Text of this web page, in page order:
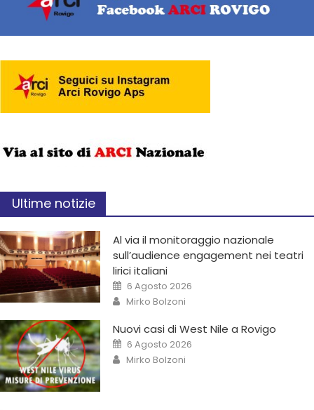
Ultime notizie
Al via il monitoraggio nazionale
sull’audience engagement nei teatri
lirici italiani
6 Agosto 2026
Mirko Bolzoni
Nuovi casi di West Nile a Rovigo
6 Agosto 2026
Mirko Bolzoni